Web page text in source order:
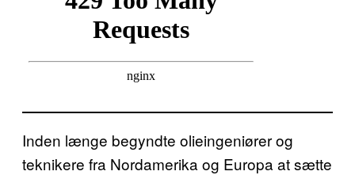
Inden længe begyndte olieingeniører og
teknikere fra Nordamerika og Europa at sætte